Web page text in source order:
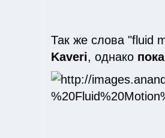
Так же слова "fluid
Kaveri, однако